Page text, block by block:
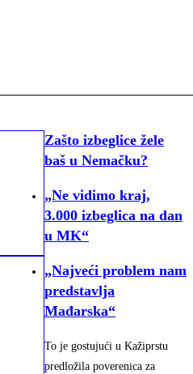
Zašto izbeglice žele
baš u Nemačku?
„Ne vidimo kraj,
3.000 izbeglica na dan
u MK“
„Najveći problem nam
predstavlja
Mađarska“
To je gostujući u Kažiprstu
predložila poverenica za